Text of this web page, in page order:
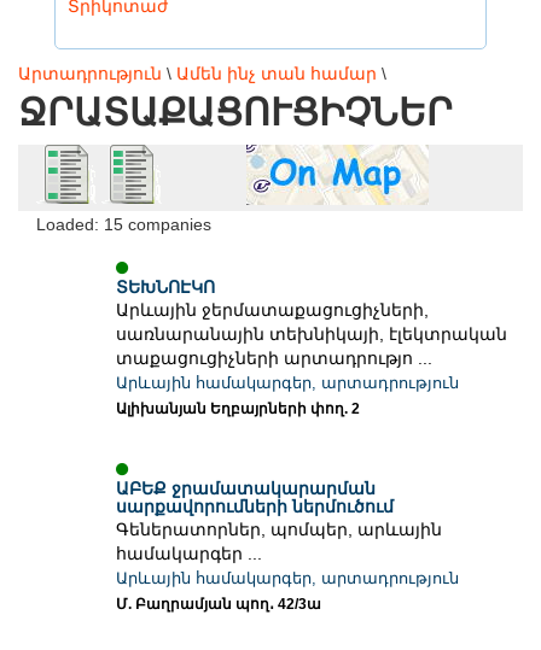
Տրիկոտաժ
Արտադրություն \ Ամեն ինչ տան համար \
ՋՐԱՏԱՔԱՑՈՒՑԻՉՆԵՐ
Loaded: 15 companies
ՏԵԽՆՈԷԿՈ
Արևային ջերմատաքացուցիչների,
սառնարանային տեխնիկայի, էլեկտրական
տաքացուցիչների արտադրությո ...
Արևային համակարգեր, արտադրություն
Ալիխանյան Եղբայրների փող. 2
ԱԲԵՔ ջրամատակարարման
սարքավորումների ներմուծում
Գեներատորներ, պոմպեր, արևային
համակարգեր ...
Արևային համակարգեր, արտադրություն
Մ. Բաղրամյան պող․ 42/3ա